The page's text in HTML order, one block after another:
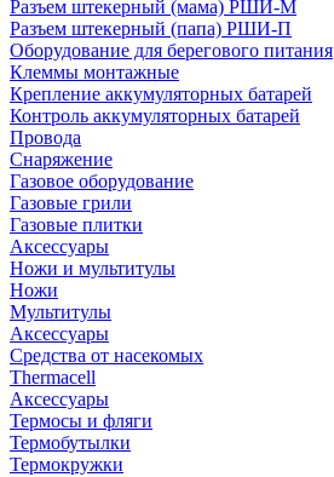
Разъем штекерный (мама) РШИ-М
Разъем штекерный (папа) РШИ-П
Оборудование для берегового питания
Клеммы монтажные
Крепление аккумуляторных батарей
Контроль аккумуляторных батарей
Провода
Снаряжение
Газовое оборудование
Газовые грили
Газовые плитки
Аксессуары
Ножи и мультитулы
Ножи
Мультитулы
Аксессуары
Средства от насекомых
Thermacell
Аксессуары
Термосы и фляги
Термобутылки
Термокружки